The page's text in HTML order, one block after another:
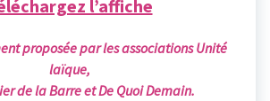
l’affiche
proposée par les associations Unité
laïque,
de la Barre et De Quoi Demain.